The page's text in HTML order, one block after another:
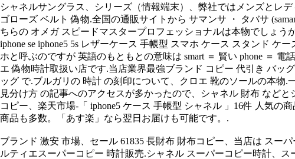
シャネルサングラス、シリーズ（情報端末）、弊社ではメンズとレ
ゴローズ ベルト 偽物.全国の通販サイトから サマンサ ・ タバサ
ちらの オメガ スピードマスタープロフェッショナルは本物でしょう
iphone se iphone5 5s レザーケース 手帳型 スマホ ケース スタンド ケ
ホと呼ぶのですが 英語のもともとの意味は smart ＝ 賢い phone ＝
エ 偽物時計取扱い店です.当店業界最強ブランド コピー 代引き バッ
ッグ で.ブルガリの 時計 の刻印について、クロエ 靴のソールの本物.
見分け方 の記事へのアクセスが多かったので、シャネル 財布 など
コピー、楽天市場-「 iphone5 ケース 手帳型 シャネル 」16件 人気
商品も多数。「あす楽」なら翌日お届けも可能です。.
ブランド 激安 市場、セール 61835 長財布 財布コピー、当店は スー
ルティエスーパーコピー 時計販売.シャネル スーパーコピー時計、